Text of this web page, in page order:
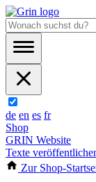
de en es fr
Shop
GRIN Website
Texte
Zur Shop-